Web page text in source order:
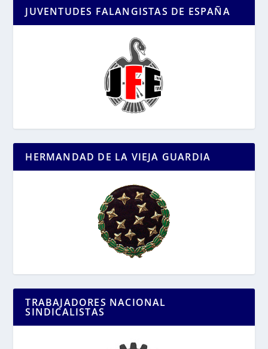
JUVENTUDES FALANGISTAS DE ESPAÑA
HERMANDAD DE LA VIEJA GUARDIA
TRABAJADORES NACIONAL
SINDICALISTAS